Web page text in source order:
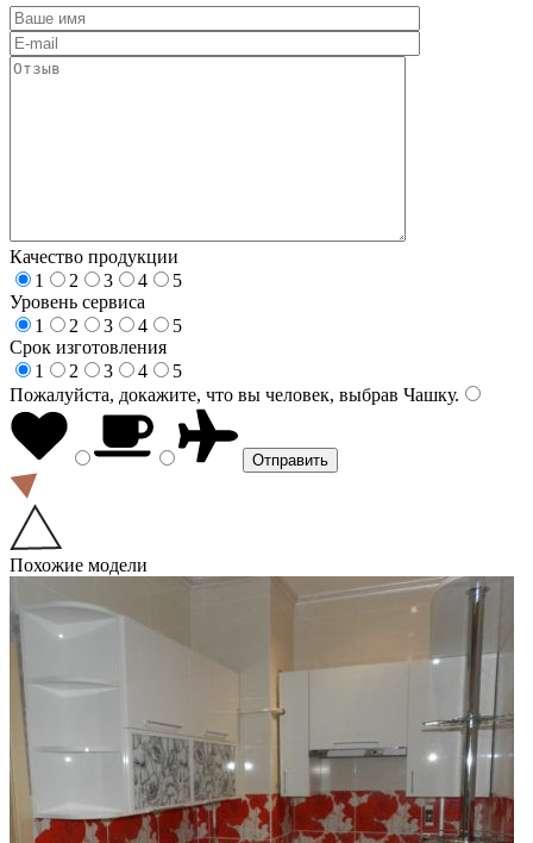
Качество продукции
1
2 3 4
5
Уровень сервиса
1
2 3 4
5
Срок изготовления
1
2 3 4
5
Пожалуйста, докажите, что вы человек, выбрав Чашку.
Похожие модели